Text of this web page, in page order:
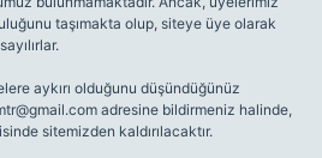
taşımakta olup, siteye üye olarak
aykırı olduğunu düşündüğünüz
adresine bildirmeniz halinde,
sitemizden kaldırılacaktır.